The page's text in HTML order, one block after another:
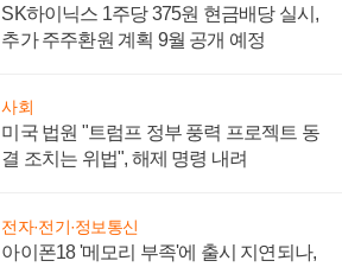
SK하이닉스 1주당 375원 현금배당 실시,
추가 주주환원 계획 9월 공개 예정
사회
미국 법원 "트럼프 정부 풍력 프로젝트 동
결 조치는 위법", 해제 명령 내려
전자·전기·정보통신
아이폰18 '메모리 부족'에 출시 지연되나,